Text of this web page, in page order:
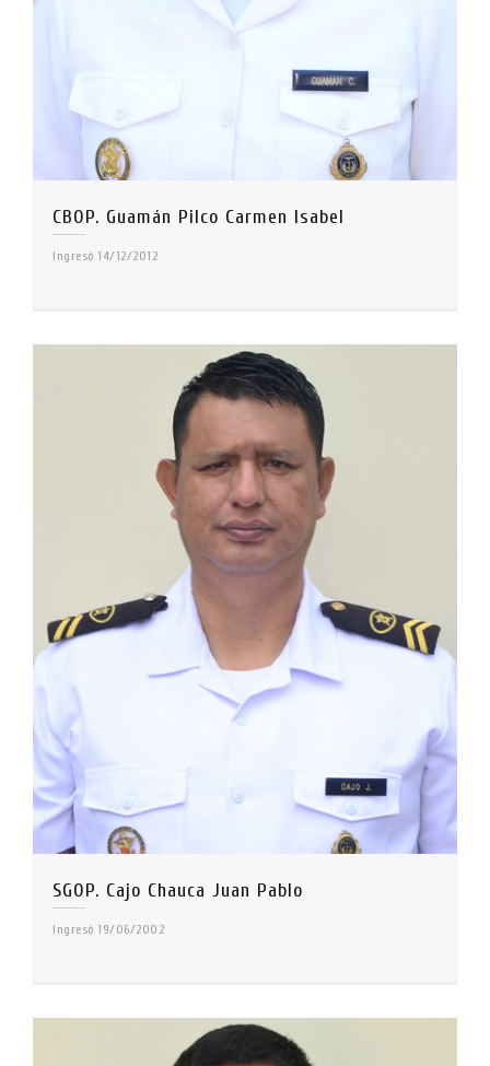
CBOP. Guamán Pilco Carmen Isabel
Ingresó 14/12/2012
SGOP. Cajo Chauca Juan Pablo
Ingresó 19/06/2002